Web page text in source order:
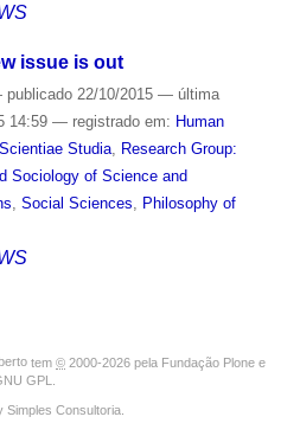
issue is out
publicado22/10/2015 — última
14:59 — registrado em: Human
Scientiae Studia, Research Group:
Sociology of Science and
, Social Sciences, Philosophy of
tem © 2000-2026 pela Fundação Plone e
GPL
Simples Consultoria